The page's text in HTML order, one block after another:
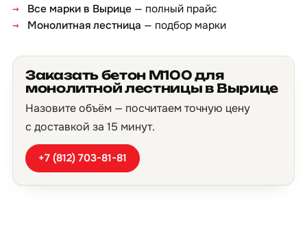
Все марки в Вырице — полный прайс
Монолитная лестница — подбор марки
Заказать бетон М100 для
монолитной лестницы в Вырице
Назовите объём — посчитаем точную цену
с доставкой за 15 минут.
+7 (812) 703-81-81